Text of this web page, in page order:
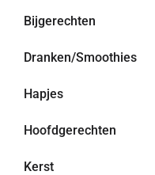
Bijgerechten
Dranken/Smoothies
Hapjes
Hoofdgerechten
Kerst